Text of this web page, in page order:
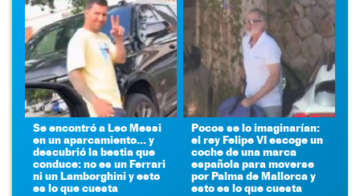
Se encontró a Leo Messi
en un aparcamiento... y
descubrió la bestia que
conduce: no es un Ferrari
ni un Lamborghini y esto
es lo que cuesta
Pocos se lo imaginarían:
el rey Felipe VI escoge un
coche de una marca
española para moverse
por Palma de Mallorca y
esto es lo que cuesta